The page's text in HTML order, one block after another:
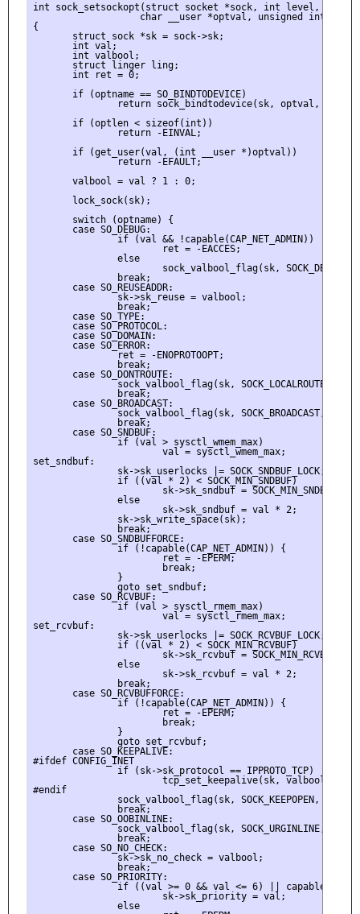
int sock_setsockopt(struct socket *sock, int level, int
char __user *optval, unsigned int
{
       struct sock *sk = sock->sk;
       int val;
       int valbool;
       struct linger ling;
       int ret = 0;
       if (optname == SO_BINDTODEVICE)
return sock_bindtodevice(sk, optval,
       if (optlen < sizeof(int))
               return -EINVAL;
       if (get_user(val, (int __user *)optval))
               return -EFAULT;
       valbool = val ? 1 : 0;
       lock_sock(sk);
       switch (optname) {
       case SO_DEBUG:
               if (val && !capable(CAP_NET_ADMIN))
                       ret = -EACCES;
               else
sock_valbool_flag(sk, SOCK_DBG,
               break;
       case SO_REUSEADDR:
               sk->sk_reuse = valbool;
               break;
       case SO_TYPE:
       case SO_PROTOCOL:
       case SO_DOMAIN:
       case SO_ERROR:
               ret = -ENOPROTOOPT;
               break;
       case SO_DONTROUTE:
sock_valbool_flag(sk, SOCK_LOCALROUTE,
               break;
       case SO_BROADCAST:
sock_valbool_flag(sk, SOCK_BROADCAST,
               break;
       case SO_SNDBUF:
               if (val > sysctl_wmem_max)
                       val = sysctl_wmem_max;
set_sndbuf:
               sk->sk_userlocks |= SOCK_SNDBUF_LOCK;
               if ((val * 2) < SOCK_MIN_SNDBUF)
                       sk->sk_sndbuf = SOCK_MIN_SNDBUF;
               else
                       sk->sk_sndbuf = val * 2;
               sk->sk_write_space(sk);
               break;
       case SO_SNDBUFFORCE:
               if (!capable(CAP_NET_ADMIN)) {
                       ret = -EPERM;
                       break;
               }
               goto set_sndbuf;
       case SO_RCVBUF:
               if (val > sysctl_rmem_max)
                       val = sysctl_rmem_max;
set_rcvbuf:
               sk->sk_userlocks |= SOCK_RCVBUF_LOCK;
               if ((val * 2) < SOCK_MIN_RCVBUF)
                       sk->sk_rcvbuf = SOCK_MIN_RCVBUF;
               else
                       sk->sk_rcvbuf = val * 2;
               break;
       case SO_RCVBUFFORCE:
               if (!capable(CAP_NET_ADMIN)) {
                       ret = -EPERM;
                       break;
               }
               goto set_rcvbuf;
       case SO_KEEPALIVE:
#ifdef CONFIG_INET
               if (sk->sk_protocol == IPPROTO_TCP)
                       tcp_set_keepalive(sk, valbool);
#endif
sock_valbool_flag(sk, SOCK_KEEPOPEN,
               break;
       case SO_OOBINLINE:
sock_valbool_flag(sk, SOCK_URGINLINE,
               break;
       case SO_NO_CHECK:
               sk->sk_no_check = valbool;
               break;
       case SO_PRIORITY:
if ((val >= 0 && val <= 6) ||
                       sk->sk_priority = val;
               else